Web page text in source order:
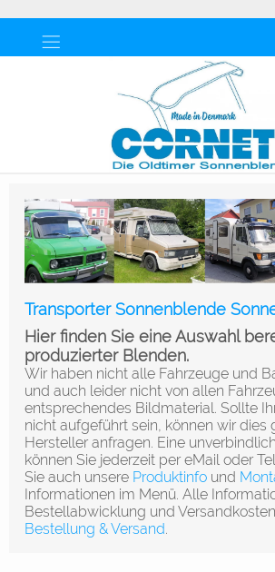
Transporter Sonnenblende
Hier finden Sie eine Auswahl
produzierter Blenden.
Wir haben nicht alle Fahrzeuge und
und auch leider nicht von allen
entsprechendes Bildmaterial. Sollte
nicht aufgeführt sein, können wir dies
Hersteller anfragen. Eine
können Sie jederzeit per eMail oder
Sie auch unsere Produktinfo und
Informationen im Menü. Alle
Bestellabwicklung und
Bestellung & Versand.